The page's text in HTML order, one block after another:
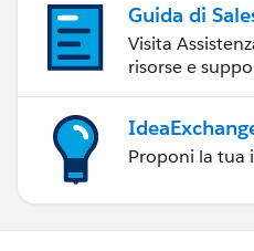
Guida di
Visita
risorse e
Proponi la tua